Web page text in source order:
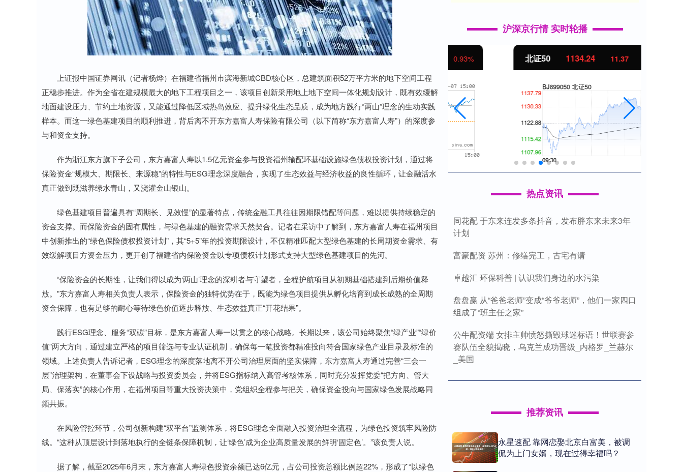
上证报中国证券网讯（记者杨烨）在福建省福州市滨海新城CBD核心区，总建筑面积52万平方米的地下空间工程
正稳步推进。作为全省在建规模最大的地下工程项目之一，该项目创新采用地上地下空间一体化规划设计，既有效缓解
地面建设压力、节约土地资源，又能通过降低区域热岛效应、提升绿化生态品质，成为地方践行“两山”理念的生动实践
样本。而这一绿色基建项目的顺利推进，背后离不开东方嘉富人寿保险有限公司（以下简称“东方嘉富人寿”）的深度参
与和资金支持。
作为浙江东方旗下子公司，东方嘉富人寿以1.5亿元资金参与投资福州输配环基础设施绿色债权投资计划，通过将
保险资金“规模大、期限长、来源稳”的特性与ESG理念深度融合，实现了生态效益与经济收益的良性循环，让金融活水
真正做到既滋养绿水青山，又浇灌金山银山。
绿色基建项目普遍具有“周期长、见效慢”的显著特点，传统金融工具往往因期限错配等问题，难以提供持续稳定的
资金支撑。而保险资金的固有属性，与绿色基建的融资需求天然契合。记者在采访中了解到，东方嘉富人寿在福州项目
中创新推出的“绿色保险债权投资计划”，其“5+5”年的投资期限设计，不仅精准匹配大型绿色基建的长周期资金需求、有
效缓解项目方资金压力，更开创了福建省内保险资金以专项债权计划形式支持大型绿色基建项目的先河。
“保险资金的长期性，让我们得以成为‘两山’理念的深耕者与守望者，全程护航项目从初期基础搭建到后期价值释
放。”东方嘉富人寿相关负责人表示，保险资金的独特优势在于，既能为绿色项目提供从孵化培育到成长成熟的全周期
资金保障，也有足够的耐心等待绿色价值逐步释放、生态效益真正“开花结果”。
践行ESG理念、服务“双碳”目标，是东方嘉富人寿一以贯之的核心战略。长期以来，该公司始终聚焦“绿产业”“绿价
值”两大方向，通过建立严格的项目筛选与专业认证机制，确保每一笔投资都精准投向符合国家绿色产业目录及标准的
领域。上述负责人告诉记者，ESG理念的深度落地离不开公司治理层面的坚实保障，东方嘉富人寿通过完善“三会一
层”治理架构，在董事会下设战略与投资委员会，并将ESG指标纳入高管考核体系，同时充分发挥党委“把方向、管大
局、保落实”的核心作用，在福州项目等重大投资决策中，党组织全程参与把关，确保资金投向与国家绿色发展战略同
频共振。
在风险管控环节，公司创新构建“双平台”监测体系，将ESG理念全面融入投资治理全流程，为绿色投资筑牢风险防
线。“这种从顶层设计到落地执行的全链条保障机制，让‘绿色’成为企业高质量发展的鲜明‘固定色’。”该负责人说。
据了解，截至2025年6月末，东方嘉富人寿绿色投资余额已达6亿元，占公司投资总额比例超22%，形成了“以绿色
沪深京行情 实时轮播
深证成指 14311.01 200.89 1.42% 沪深300 4694.44 43.13 1134.24 11.37 1.01%
热点资讯
同花配 于东来连发多条抖音，发布胖东来未来3年
计划
富豪配资 苏州：修缮完工，古宅有请
卓越汇 环保科普 | 认识我们身边的水污染
盘盘赢 从“爸爸老师”变成“爷爷老师”，他们一家四口
组成了“班主任之家”
公牛配资端 女排主帅愤怒撕毁球迷标语！世联赛参
赛队伍全貌揭晓，乌克兰成功晋级_内格罗_兰赫尔
_美国
推荐资讯
永星速配 靠网恋娶北京白富美，被调
侃为上门女婿，现在过得幸福吗？